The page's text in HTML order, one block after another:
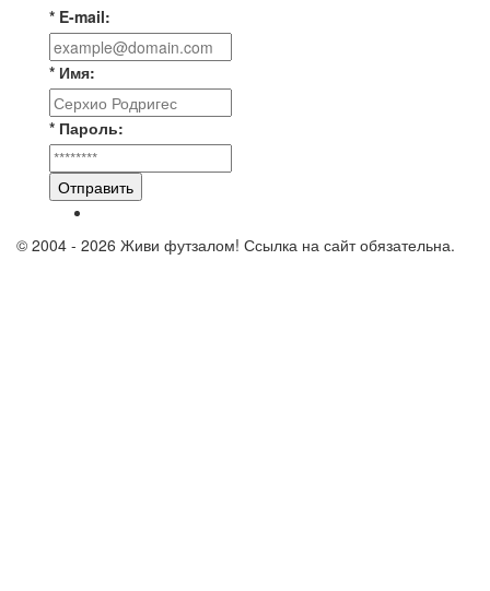
* E-mail:
* Имя:
* Пароль:
Отправить
© 2004 - 2026 Живи футзалом! Ссылка на сайт обязательна.